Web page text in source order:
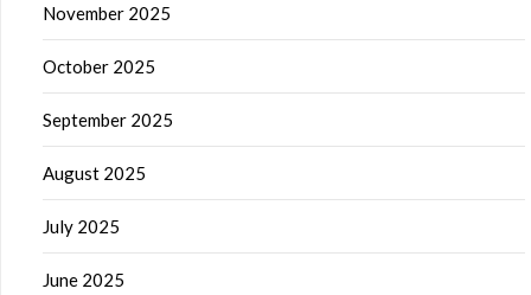
November 2025
October 2025
September 2025
August 2025
July 2025
June 2025